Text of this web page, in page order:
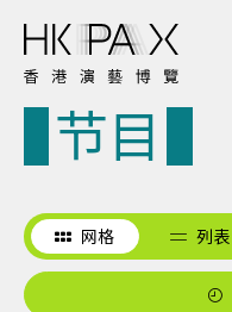
节目
网格 列表